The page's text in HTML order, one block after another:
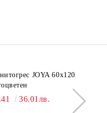
JOYA 60x120
36.01лв.